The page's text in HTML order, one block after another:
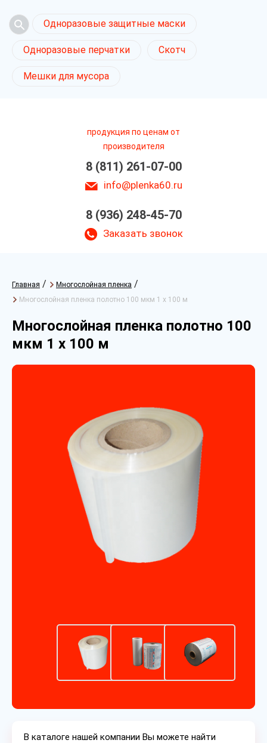
Одноразовые защитные маски
Одноразовые перчатки Скотч
Мешки для мусора
продукция по ценам от
производителя
8 (811) 261-07-00
info@plenka60.ru
8 (936) 248-45-70
Заказать звонок
Главная / Многослойная пленка /
Многослойная пленка полотно 100 мкм 1 х 100 м
Многослойная пленка полотно 100
мкм 1 х 100 м
В каталоге нашей компании Вы можете найти